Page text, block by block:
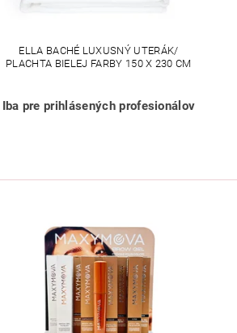
ELLA BACHÉ LUXUSNÝ UTERÁK/
PLACHTA BIELEJ FARBY 150 X 230 CM
Iba pre prihlásených profesionálov